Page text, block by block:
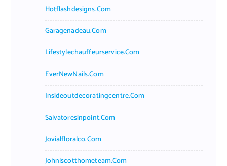
Hotflashdesigns.com
Garagenadeau.com
Lifestylechauffeurservice.com
EverNewNails.com
Insideoutdecoratingcentre.com
Salvatoresinpoint.com
Jovialfloralco.com
Johnlscotthometeam.com